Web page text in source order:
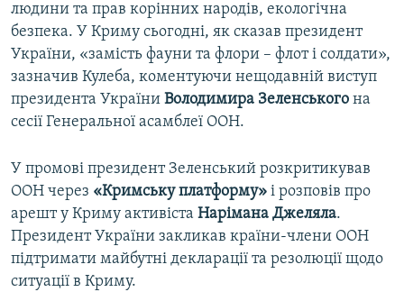
людини та прав корінних народів, екологічна
безпека. У Криму сьогодні, як сказав президент
України, «замість фауни та флори – флот і солдати»,
зазначив Кулеба, коментуючи нещодавній виступ
президента України Володимира Зеленського на
сесії Генеральної асамблеї ООН.
У промові президент Зеленський розкритикував
ООН через «Кримську платформу» і розповів про
арешт у Криму активіста Нарімана Джеляла.
Президент України закликав країни-члени ООН
підтримати майбутні декларації та резолюції щодо
ситуації в Криму.